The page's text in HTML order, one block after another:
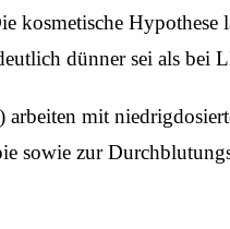
kosmetische
dünner sei als bei
arbeiten mit
sowie zur